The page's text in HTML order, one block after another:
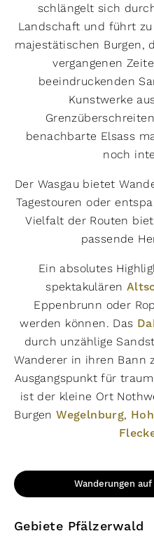
schlängelt sich
Landschaft und führt
majestätischen Burgen,
vergangenen
beeindruckenden
Kunstwerke
benachbarte Elsass
noch
Der Wasgau bietet
Tagestouren oder
Vielfalt der Routen
passende
Ein absolutes
spektakulären
Eppenbrunn oder
werden können. Das
durch unzählige
Wanderer in ihren Bann
Ausgangspunkt für
ist der kleine Ort
BurgenWegelnburg,
Wanderungen
Gebiete Pfälzerwald